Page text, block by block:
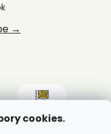
cookies.
→